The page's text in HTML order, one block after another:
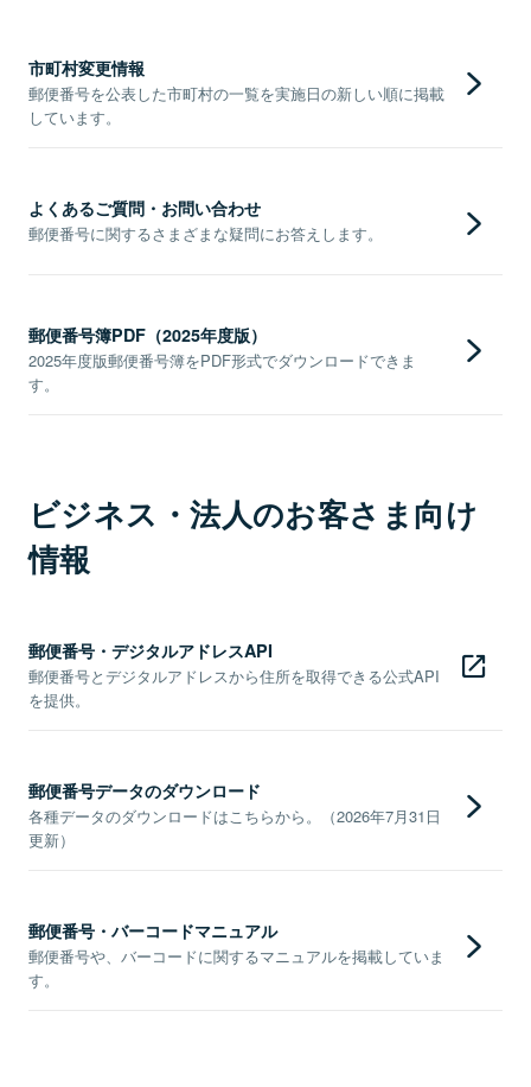
市町村変更情報
郵便番号を公表した市町村の一覧を実施日の新しい順に掲載
しています。
よくあるご質問・お問い合わせ
郵便番号に関するさまざまな疑問にお答えします。
郵便番号簿PDF（2025年度版）
2025年度版郵便番号簿をPDF形式でダウンロードできま
す。
ビジネス・法人のお客さま向け
情報
郵便番号・デジタルアドレスAPI
郵便番号とデジタルアドレスから住所を取得できる公式API
を提供。
郵便番号データのダウンロード
各種データのダウンロードはこちらから。（2026年7月31日
更新）
郵便番号・バーコードマニュアル
郵便番号や、バーコードに関するマニュアルを掲載していま
す。